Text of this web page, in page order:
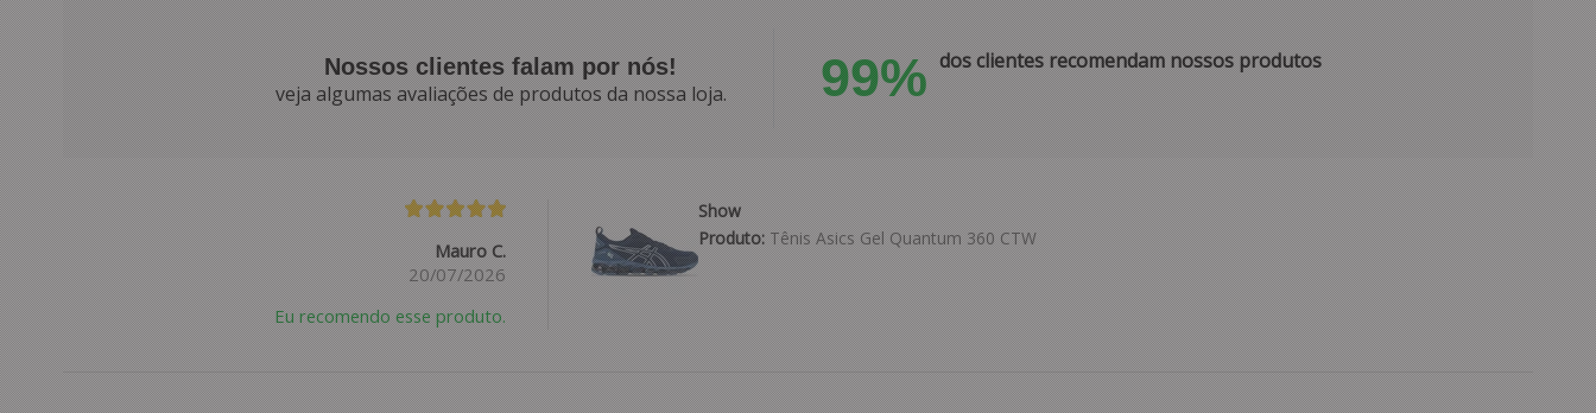
Nossos clientes falam por nós!
veja algumas avaliações de produtos da nossa loja.
99% dos clientes recomendam nossos produtos
Mauro C.
20/07/2026
Eu recomendo esse produto.
Show
Produto:Tênis Asics Gel Quantum 360 CTW